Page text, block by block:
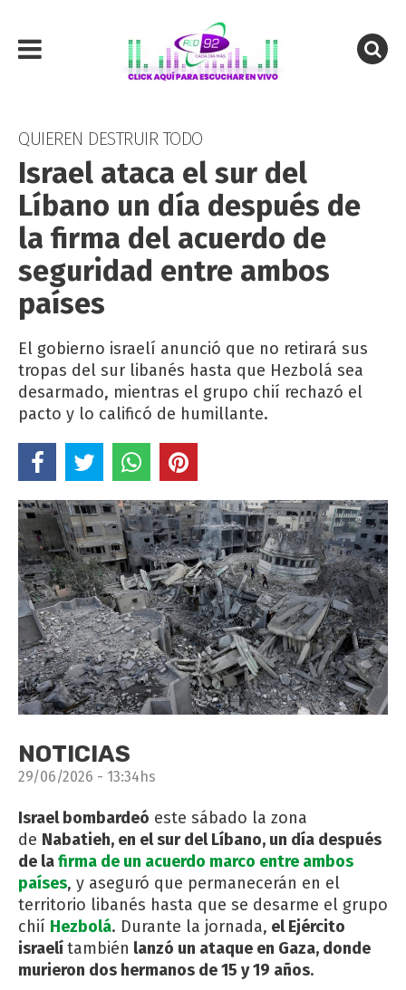
QUIEREN DESTRUIR TODO
Israel ataca el sur del
Líbano un día después de
la firma del acuerdo de
seguridad entre ambos
países
El gobierno israelí anunció que no retirará sus
tropas del sur libanés hasta que Hezbolá sea
desarmado, mientras el grupo chií rechazó el
pacto y lo calificó de humillante.
NOTICIAS
29/06/2026 - 13:34hs
Israel bombardeó este sábado la zona
de Nabatieh, en el sur del Líbano, un día después
de lafirma de un acuerdo marco entre ambos
países, y aseguró que permanecerán en el
territorio libanés hasta que se desarme el grupo
chií Hezbolá. Durante la jornada, el Ejército
israelítambién lanzó un ataque en Gaza, donde
murieron dos hermanos de 15 y 19 años.